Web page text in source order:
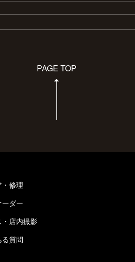
PAGE TOP
・修理
ダー
・店内撮影
る質問